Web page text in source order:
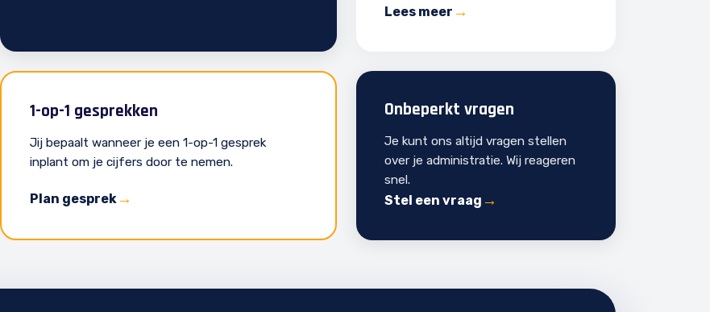
Lees meer
1-op-1 gesprekken
Jij bepaalt wanneer je een 1-op-1 gesprek
inplant om je cijfers door te nemen.
Plan gesprek
Onbeperkt vragen
Je kunt ons altijd vragen stellen
over je administratie. Wij reageren
snel.
Stel een vraag